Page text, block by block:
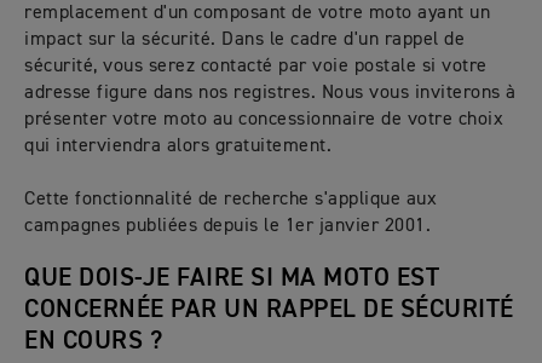
remplacement d'un composant de votre moto ayant un
impact sur la sécurité. Dans le cadre d'un rappel de
sécurité, vous serez contacté par voie postale si votre
adresse figure dans nos registres. Nous vous inviterons à
présenter votre moto au concessionnaire de votre choix
qui interviendra alors gratuitement.
Cette fonctionnalité de recherche s'applique aux
campagnes publiées depuis le 1er janvier 2001.
QUE DOIS-JE FAIRE SI MA MOTO EST
CONCERNÉE PAR UN RAPPEL DE SÉCURITÉ
EN COURS ?